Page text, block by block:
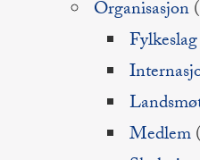
Organisasjon
Fylkeslag
Medlem